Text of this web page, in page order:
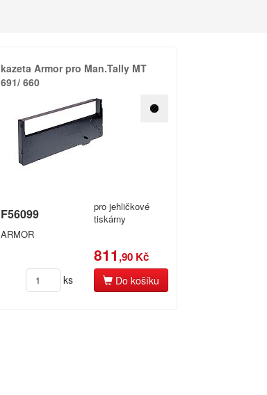
kazeta Armor pro Man.​Tally MT
691/​ 660
F56099
ARMOR
pro jehličkové
tiskárny
811 ,90 Kč
ks Do košíku